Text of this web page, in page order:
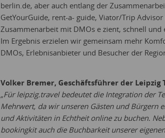
berlin.de, aber auch entlang der
GetYourGuide, rent-a- guide, Viator/Trip
Zusammenarbeit mit DMOs e zient, schnell
Im Ergebnis erzielen wir gemeinsam mehr
DMOs, Erlebnisanbieter und Besucher der
Volker Bremer, Geschäftsführer der Leipzig
„Für leipzig.travel bedeutet die Integration der
Mehrwert, da wir unseren Gästen und Bürgern
und Aktivitäten in Echtheit online zu buchen.
bookingkit auch die Buchbarkeit unserer